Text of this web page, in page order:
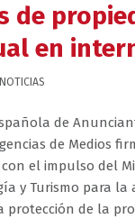
de
en
NOTICIAS
de
de Medios
el impulso del
y Turismo para la
protección de la